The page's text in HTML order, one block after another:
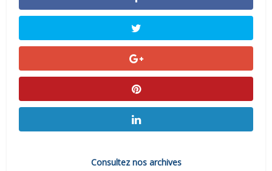
Consultez nos archives